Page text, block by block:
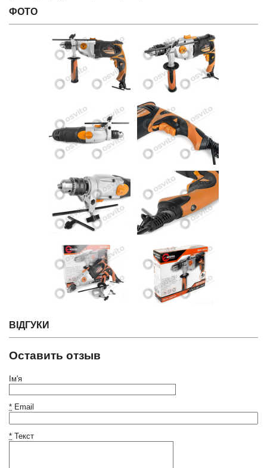
ФОТО
ВІДГУКИ
Оставить отзыв
Ім'я
* Email
* Текст